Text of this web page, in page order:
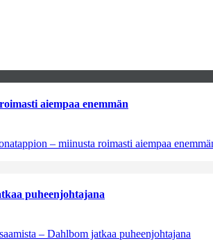
aiempaa enemmän
– miinusta roimasti aiempaa
puheenjohtajana
– Dahlbom jatkaa puheenjohtajana